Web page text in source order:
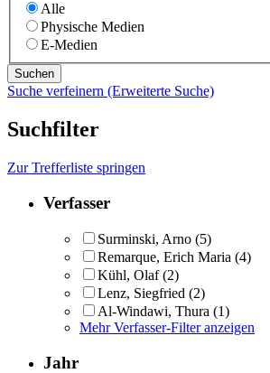
Alle
Physische Medien
E-Medien
Suche verfeinern (Erweiterte Suche)
Suchfilter
Zur Trefferliste springen
Verfasser
Surminski, Arno (5)
Remarque, Erich Maria (4)
Kühl, Olaf (2)
Lenz, Siegfried (2)
Al-Windawi, Thura (1)
Mehr Verfasser-Filter anzeigen
Jahr